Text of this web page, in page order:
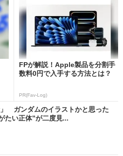
FPが解説！Apple製品を分割手
数料0円で入手する方法とは？
PR(Fav-Log)
」 ガンダムのイラストかと思った
い正体”が二度見...